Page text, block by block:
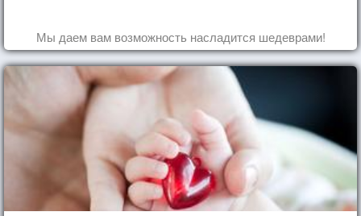
Мы даем вам возможность насладится шедеврами!